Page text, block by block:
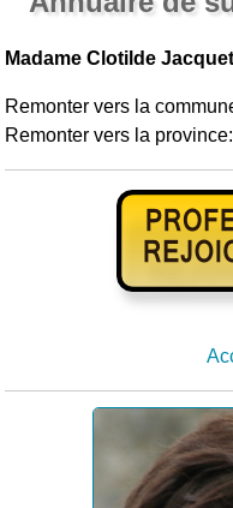
Madame Clotilde
Remonter vers la
Remonter vers la province: